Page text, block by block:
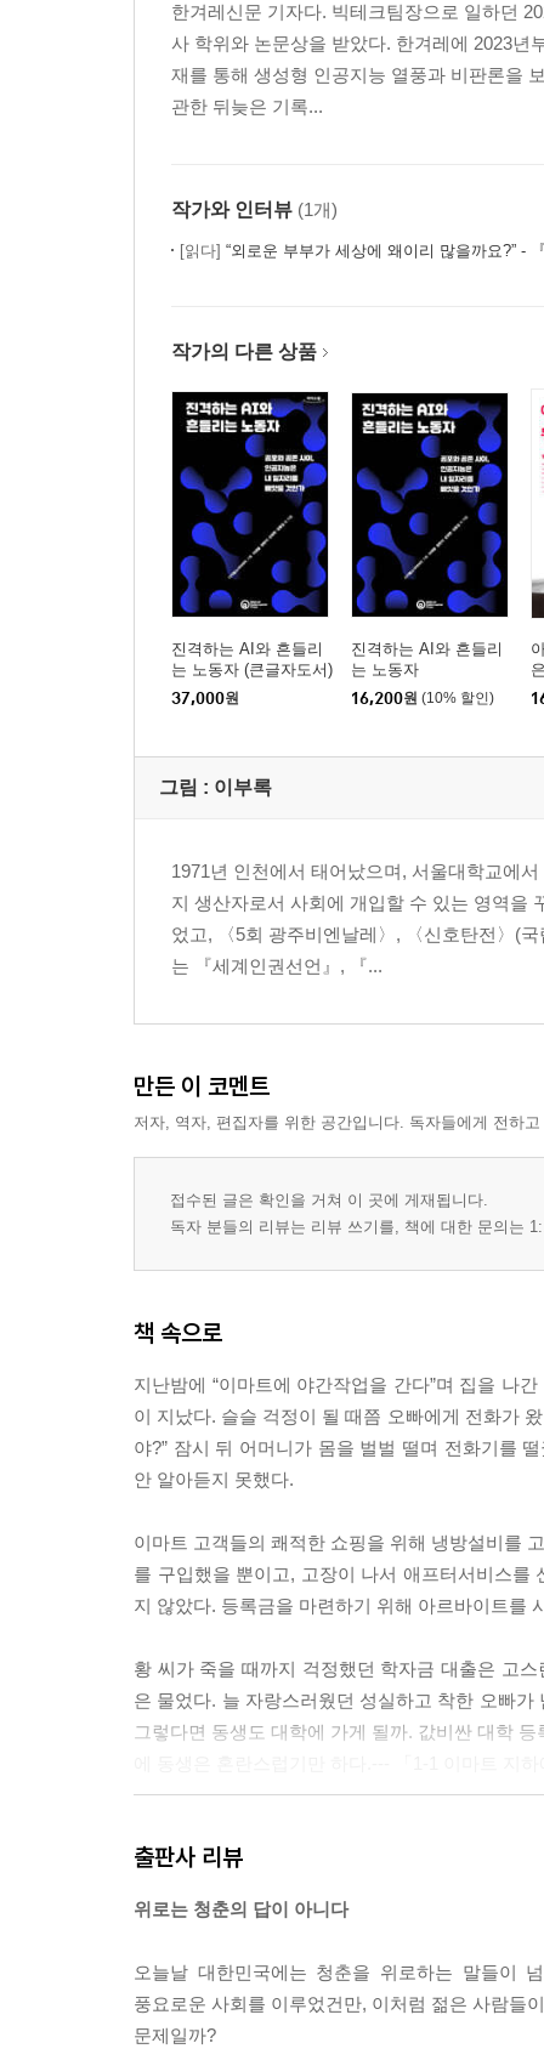
한겨레신문 기자다. 빅테크팀장으로 일하던
사 학위와 논문상을 받았다. 한겨레에 2023년
재를 통해 생성형 인공지능 열풍과 비판론을
관한 뒤늦은 기록...
작가와 인터뷰 (1개)
[읽다] “외로운 부부가 세상에 왜이리 많을까요?” - 『왜 우리는 혼자가 되
작가의 다른 상품
진격하는 AI와 흔들리
는 노동자 (큰글자도서)
37,000원
진격하는 AI와 흔들리
는 노동자
16,200원 (10% 할인)
그림 : 이부록
1971년 인천에서 태어났으며, 서울대학교에
지 생산자로서 사회에 개입할 수 있는 영역을
었고, 〈5회 광주비엔날레〉, 〈신호탄전〉(
는 『세계인권선언』, 『...
만든 이 코멘트
저자, 역자, 편집자를 위한 공간입니다. 독자들에게 전하
접수된 글은 확인을 거쳐 이 곳에 게재됩니다.
독자 분들의 리뷰는 리뷰 쓰기를, 책에 대한 문의는
책 속으로
지난밤에 “이마트에 야간작업을 간다”며 집을 나
이 지났다. 슬슬 걱정이 될 때쯤 오빠에게 전화가
야?” 잠시 뒤 어머니가 몸을 벌벌 떨며 전화기를
안 알아듣지 못했다.
이마트 고객들의 쾌적한 쇼핑을 위해 냉방설비를
를 구입했을 뿐이고, 고장이 나서 애프터서비스를
지 않았다. 등록금을 마련하기 위해 아르바이트를
황 씨가 죽을 때까지 걱정했던 학자금 대출은 고
은 물었다. 늘 자랑스러웠던 성실하고 착한 오빠
그렇다면 동생도 대학에 가게 될까. 값비싼 대학
만 아직도 한국의 철강회사 현장에서는 종종 발
7시까지 근무하는 조였다. 야근은 언제나 사람의
씨가 전기로 입구 옆에 걸쳐 있는 철근 조각을 치
는 모습이었다. 김 씨는 소리도 지르지 못했다. 동
출판사 리뷰
위로는 청춘의 답이 아니다
오늘날 대한민국에는 청춘을 위로하는 말들이
풍요로운 사회를 이루었건만, 이처럼 젊은 사람들
문제일까?